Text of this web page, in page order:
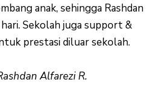
anak, sehingga Rashdan
Sekolah juga support &
prestasi diluar sekolah.
Alfarezi R.